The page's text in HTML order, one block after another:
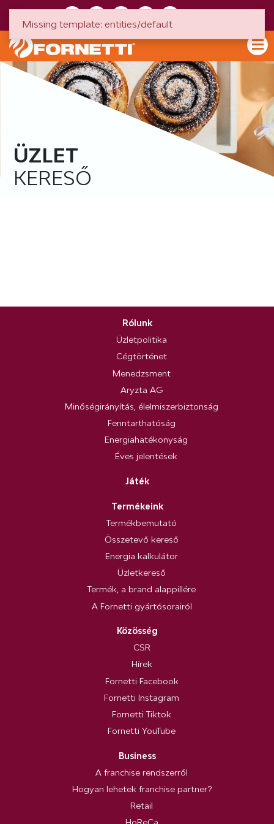
ÜZLET
KERESŐ
Rólunk
Üzletpolitika
Cégtörténet
Menedzsment
Aryzta AG
Minőségirányítás, élelmiszerbiztonság
Fenntarthatóság
Energiahatékonyság
Éves jelentések
Játék
Termékeink
Termékbemutató
Összetevő kereső
Energia kalkulátor
Üzletkereső
Termék, a brand alappillére
A Fornetti gyártósorairól
Közösség
CSR
Hírek
Fornetti Facebook
Fornetti Instagram
Fornetti Tiktok
Fornetti YouTube
Business
A franchise rendszerről
Hogyan lehetek franchise partner?
Retail
Missing template: entities/default